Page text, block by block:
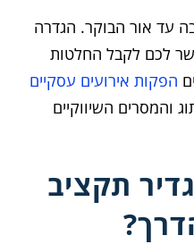
עד אור הבוקר. הגדרה
לכם לקבל החלטות
הפקות אירועים עסקיים
והמסרים השיווקיים
תקציב